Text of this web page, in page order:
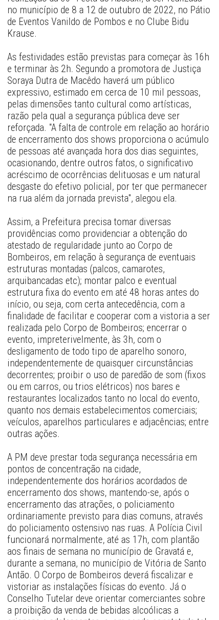
no município de 8 a 12 de outubro de 2022, no Pátio
de Eventos Vanildo de Pombos e no Clube Bidu
Krause.
As festividades estão previstas para começar às 16h
e terminar às 2h. Segundo a promotora de Justiça
Soraya Dutra de Macêdo haverá um público
expressivo, estimado em cerca de 10 mil pessoas,
pelas dimensões tanto cultural como artísticas,
razão pela qual a segurança pública deve ser
reforçada. "A falta de controle em relação ao horário
de encerramento dos shows proporciona o acúmulo
de pessoas até avançada hora dos dias seguintes,
ocasionando, dentre outros fatos, o significativo
acréscimo de ocorrências delituosas e um natural
desgaste do efetivo policial, por ter que permanecer
na rua além da jornada prevista", alegou ela.
Assim, a Prefeitura precisa tomar diversas
providências como providenciar a obtenção do
atestado de regularidade junto ao Corpo de
Bombeiros, em relação à segurança de eventuais
estruturas montadas (palcos, camarotes,
arquibancadas etc); montar palco e eventual
estrutura fixa do evento em até 48 horas antes do
início, ou seja, com certa antecedência, com a
finalidade de facilitar e cooperar com a vistoria a ser
realizada pelo Corpo de Bombeiros; encerrar o
evento, impreterivelmente, às 3h, com o
desligamento de todo tipo de aparelho sonoro,
independentemente de quaisquer circunstâncias
decorrentes; proibir o uso de paredão de som (fixos
ou em carros, ou trios elétricos) nos bares e
restaurantes localizados tanto no local do evento,
quanto nos demais estabelecimentos comerciais;
veículos, aparelhos particulares e adjacências; entre
outras ações.
A PM deve prestar toda segurança necessária em
pontos de concentração na cidade,
independentemente dos horários acordados de
encerramento dos shows, mantendo-se, após o
encerramento das atrações, o policiamento
ordinariamente previsto para dias comuns, através
do policiamento ostensivo nas ruas. A Polícia Civil
funcionará normalmente, até as 17h, com plantão
aos finais de semana no município de Gravatá e,
durante a semana, no município de Vitória de Santo
Antão. O Corpo de Bombeiros deverá fiscalizar e
vistoriar as instalações físicas do evento. Já o
Conselho Tutelar deve orientar comerciantes sobre
a proibição da venda de bebidas alcoólicas a